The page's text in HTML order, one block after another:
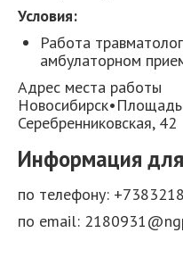
Условия:
Работа
амбулаторном
Адрес места работы
Серебренниковская, 42
Информация
по телефону:
по email: